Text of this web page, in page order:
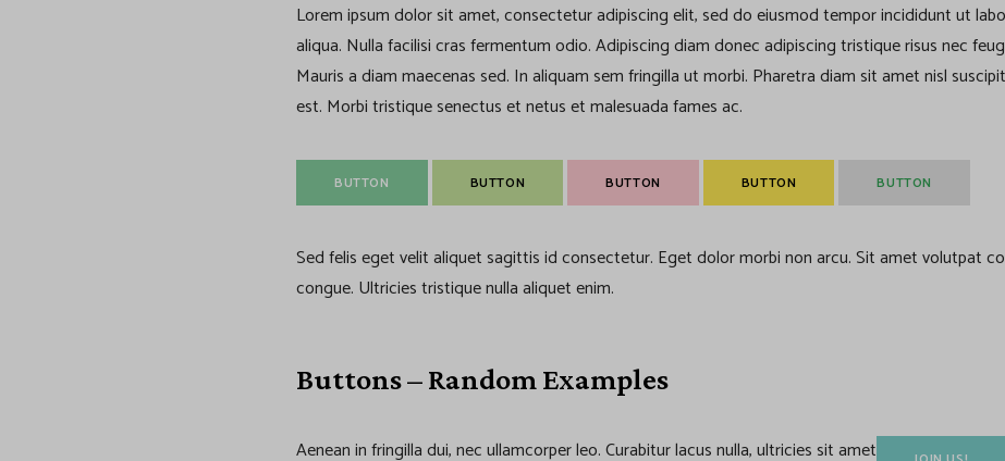
Lorem ipsum dolor sit amet, consectetur adipiscing elit, sed do eiusmod tempor incididunt ut
aliqua. Nulla facilisi cras fermentum odio. Adipiscing diam donec adipiscing tristique risus nec
Mauris a diam maecenas sed. In aliquam sem fringilla ut morbi. Pharetra diam sit amet nisl
est. Morbi tristique senectus et netus et malesuada fames ac.
BUTTON BUTTON BUTTON BUTTON BUTTON
Sed felis eget velit aliquet sagittis id consectetur. Eget dolor morbi non arcu. Sit amet volutpat
congue. Ultricies tristique nulla aliquet enim.
Buttons – Random Examples
Aenean in fringilla dui, nec ullamcorper leo. Curabitur lacus nulla, ultricies sit amet